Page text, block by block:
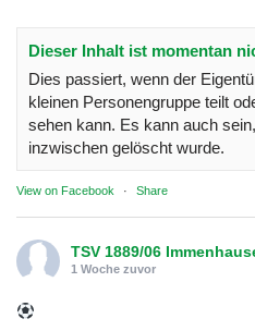
Dieser Inhalt ist momentan
Dies passiert, wenn der
kleinen Personengruppe teilt
sehen kann. Es kann auch
inzwischen gelöscht wurde.
View on Facebook · Share
TSV 1889/06
1 Woche zuvor